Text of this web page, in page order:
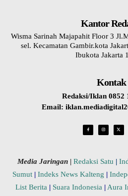
Kantor
Wisma Sarinah Majapahit Floor 3
sel. Kecamatan Gambir.kota
Ibukota Jakarta
Kontak
Redaksi/Iklan 0852
Email:
Media Jaringan | Redaksi Satu |
Sumut | Indeks News Kalteng |
List Berita | Suara Indonesia | Aura